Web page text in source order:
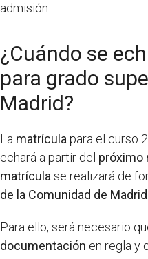
admisión.
¿Cuándo se
para grado
Madrid?
La matrícula para el curso
echará a partir del próximo
matrícula se realizará de
de la Comunidad de Madrid
Para ello, será necesario
documentación en regla y